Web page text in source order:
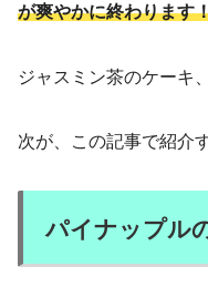
が爽やかに終わります
ジャスミン茶のケーキ
次が、この記事で紹介
パイナップル